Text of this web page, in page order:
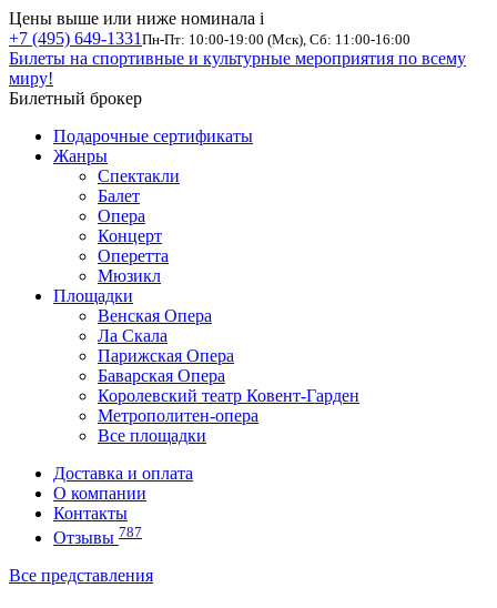
Цены выше или ниже номинала i
+7 (495) 649-1331 Пн-Пт: 10:00-19:00 (Мск), Сб: 11:00-16:00
Билеты на спортивные и культурные мероприятия по всему
миру!
Билетный брокер
Подарочные сертификаты
Жанры
Спектакли
Балет
Опера
Концерт
Оперетта
Мюзикл
Площадки
Венская Опера
Ла Скала
Парижская Опера
Баварская Опера
Королевский театр Ковент-Гарден
Метрополитен-опера
Все площадки
Доставка и оплата
О компании
Контакты
Отзывы 787
Все представления